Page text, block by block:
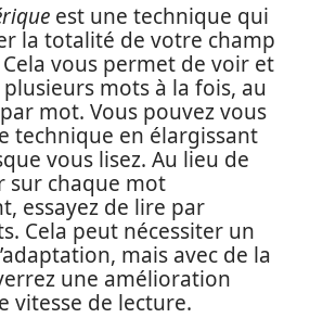
est une technique qui
la totalité de votre champ
vous permet de voir et
mots à la fois, au
mot. Vous pouvez vous
technique en élargissant
vous lisez. Au lieu de
sur chaque mot
essayez de lire par
Cela peut nécessiter un
mais avec de la
une amélioration
vitesse de lecture.